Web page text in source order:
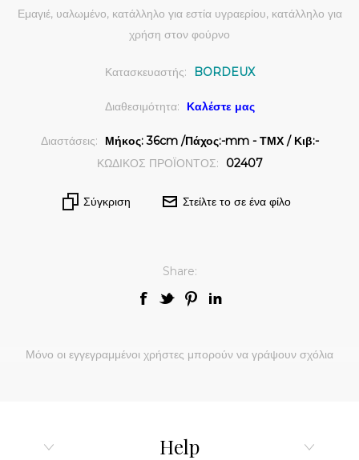
Εμαγιέ, υαλωμένο, κατάλληλο για εστία υγραερίου, κατάλληλο για
χρήση στον φούρνο
Κατασκευαστής: BORDEUX
Διαθεσιμότητα: Καλέστε μας
Διαστάσεις:
Μήκος: 36cm /Πάχος:-mm - ΤΜΧ / Κιβ:-
ΚΩΔΙΚΟΣ ΠΡΟΪΟΝΤΟΣ:
02407
Σύγκριση Στείλτε το σε ένα φίλο
Share:
Μόνο οι εγγεγραμμένοι χρήστες μπορούν να γράψουν σχόλια
Help